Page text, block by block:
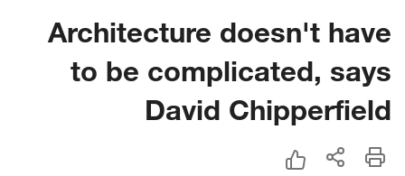
Architecture doesn't have
to be complicated, says
David Chipperfield
